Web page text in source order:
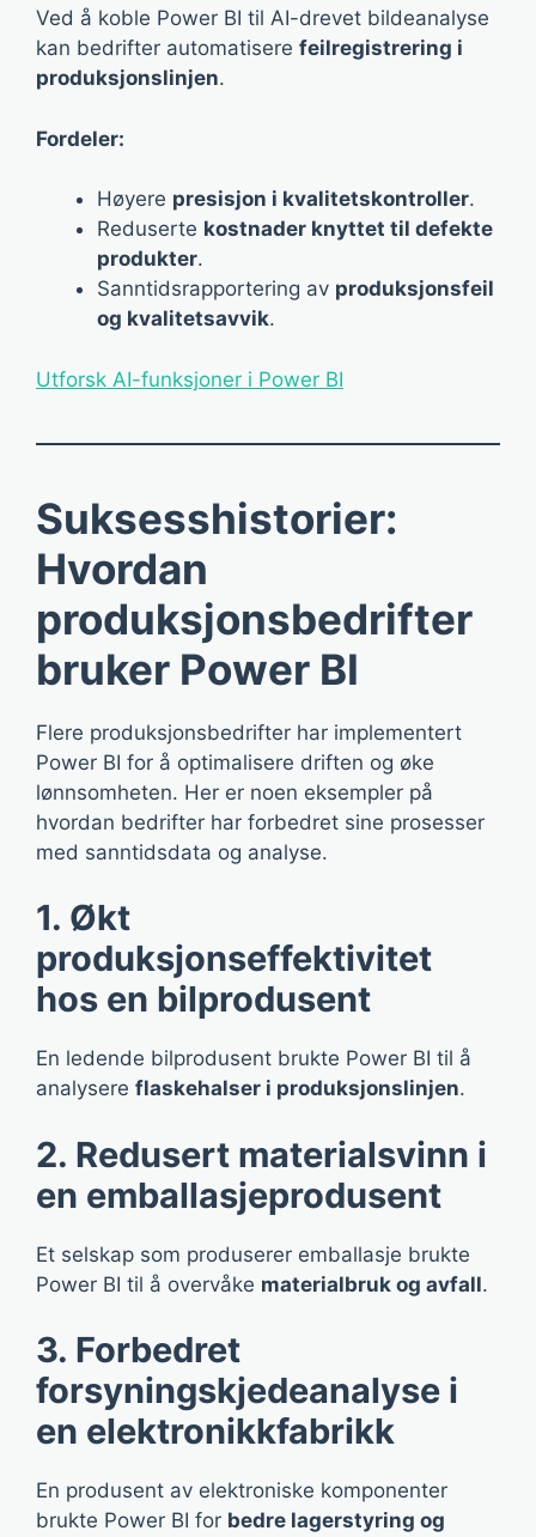
Ved å koble Power BI til AI-drevet bildeanalyse
kan bedrifter automatisere feilregistrering i
produksjonslinjen.
Fordeler:
Høyere presisjon i kvalitetskontroller.
Reduserte kostnader knyttet til defekte
produkter.
Sanntidsrapportering av produksjonsfeil
og kvalitetsavvik.
Utforsk AI-funksjoner i Power BI
Suksesshistorier:
Hvordan
produksjonsbedrifter
bruker Power BI
Flere produksjonsbedrifter har implementert
Power BI for å optimalisere driften og øke
lønnsomheten. Her er noen eksempler på
hvordan bedrifter har forbedret sine prosesser
med sanntidsdata og analyse.
1. Økt
produksjonseffektivitet
hos en bilprodusent
En ledende bilprodusent brukte Power BI til å
analysere flaskehalser i produksjonslinjen.
2. Redusert materialsvinn i
en emballasjeprodusent
Et selskap som produserer emballasje brukte
Power BI til å overvåke materialbruk og avfall.
3. Forbedret
forsyningskjedeanalyse i
en elektronikkfabrikk
En produsent av elektroniske komponenter
brukte Power BI for bedre lagerstyring og